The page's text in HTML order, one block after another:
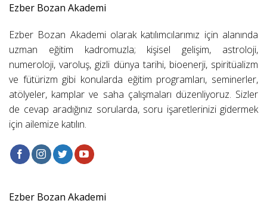
Ezber Bozan Akademi
Ezber Bozan Akademi olarak katılımcılarımız için alanında
uzman eğitim kadromuzla; kişisel gelişim, astroloji,
numeroloji, varoluş, gizli dünya tarihi, bioenerji, spiritüalizm
ve fütürizm gibi konularda eğitim programları, seminerler,
atölyeler, kamplar ve saha çalışmaları düzenliyoruz. Sizler
de cevap aradığınız sorularda, soru işaretlerinizi gidermek
için ailemize katılın.
Ezber Bozan Akademi